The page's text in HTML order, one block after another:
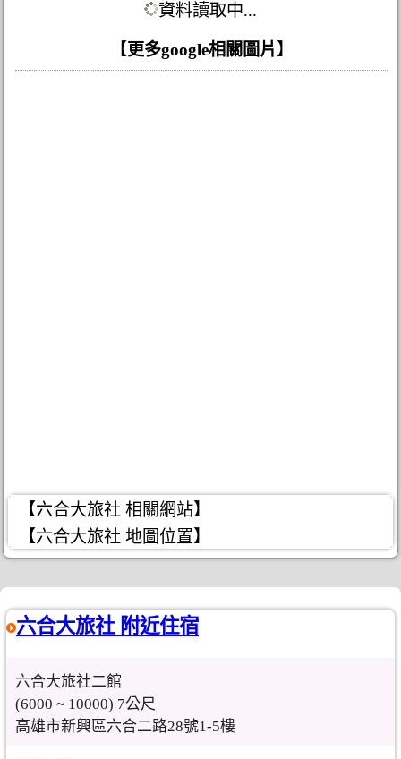
資料讀取中...
【更多google相關圖片】
【六合大旅社 相關網站】
【六合大旅社 地圖位置】
六合大旅社 附近住宿
六合大旅社二館
(6000 ~ 10000) 7公尺
高雄市新興區六合二路28號1-5樓